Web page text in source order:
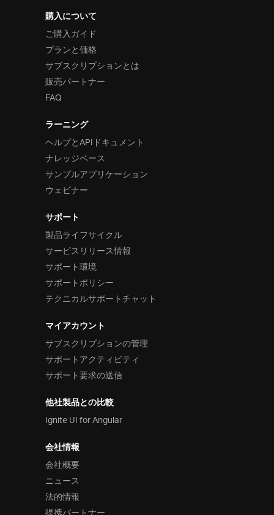
購入について
ご購入ガイド
プランと価格
サブスクリプションとは
販売パートナー
FAQ
ラーニング
ヘルプとAPIドキュメント
ナレッジベース
サンプルアプリケーション
ウェビナー
サポート
製品ライフサイクル
サービスリリース情報
サポート環境
サポートポリシー
テクニカルサポートチャット
マイアカウント
サブスクリプションの管理
サポートアクティビティ
サポート要求の送信
他社製品との比較
Ignite UI for Angular
会社情報
会社概要
ニュース
法的情報